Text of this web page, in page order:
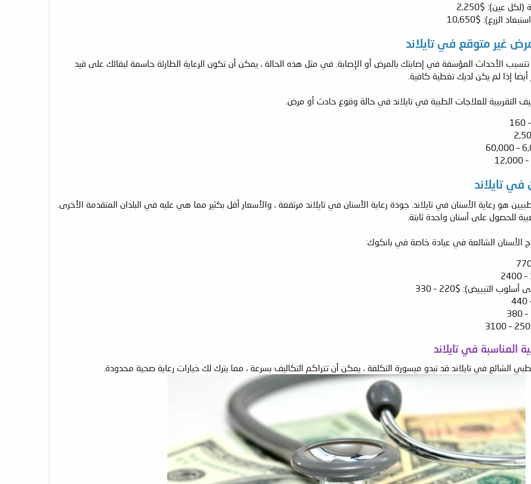
عين): $2,250
الزرع): $10,650
غير متوقع في تايلاند
الأحداث المؤسفة في إصابتك بالمرض أو الإصابة. في مثل هذه الحالة ، يمكن أن تكون الرعاية الطارئة حاسمة لبقائك على قيد
أيضا إذا لم يكن لديك تغطية كافية.
التقريبية للعلاجات الطبية في تايلاند في حالة وقوع حادث أو مرض.
تايلاند
هو رعاية الأسنان في تايلاند. جودة رعاية الأسنان في تايلاند مرتفعة ، والأسعار أقل بكثير مما هي عليه في البلدان المتقدمة الأخرى.
للحصول على أسنان واحدة ثابتة.
الأسنان الشائعة في عيادة خاصة في بانكوك:
التبييض): $220 – 330
المناسبة في تايلاند
الشائع في تايلاند قد تبدو ميسورة التكلفة ، يمكن أن تتراكم التكاليف بسرعة ، مما يترك لك خيارات رعاية صحية محدودة.